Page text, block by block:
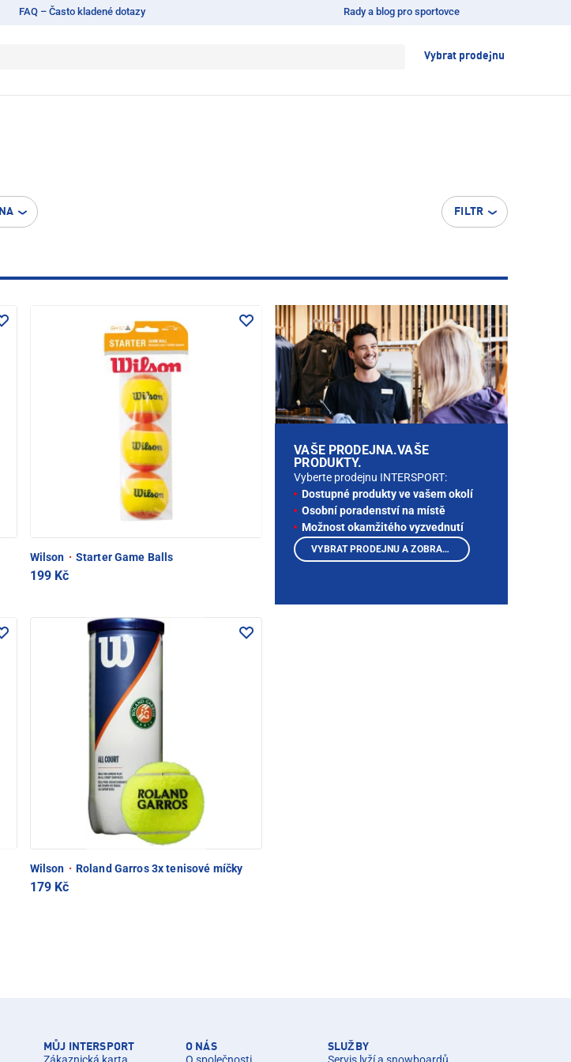
FAQ – Často kladené dotazy Rady a blog pro sportovce
Vybrat prodejnu
FILTR
Wilson · Starter Game Balls
199 Kč
Wilson · Roland Garros 3x tenisové míčky
179 Kč
VAŠE PRODEJNA.VAŠE
PRODUKTY.
Vyberte prodejnu INTERSPORT:
Dostupné produkty ve vašem okolí
Osobní poradenství na místě
Možnost okamžitého vyzvednutí
VYBRAT PRODEJNU A ZOBRAZIT PRODUKTY
MŮJ INTERSPORT O NÁS SLUŽBY